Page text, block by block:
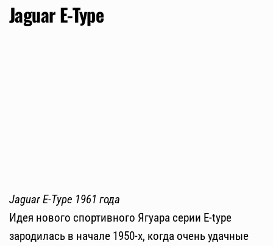
Jaguar E-Type
Jaguar E-Type 1961 года
Идея нового спортивного Ягуара серии E-type
зародилась в начале 1950-х, когда очень удачные